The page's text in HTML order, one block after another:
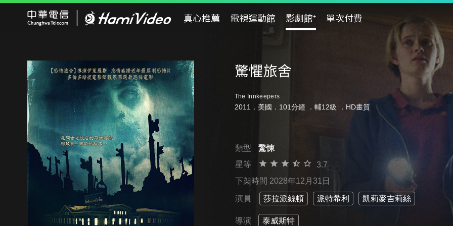
真心推薦 電視運動館 影劇館⁺ 單次付費
驚懼旅舍
The Innkeepers
2011．美國．101分鐘 ． 輔12級 ．HD畫質
類型
驚悚
星等
3.7
下架時間 2028年12月31日
演員 莎拉派絲頓 派特希利 凱莉麥吉莉絲
導演 泰威斯特